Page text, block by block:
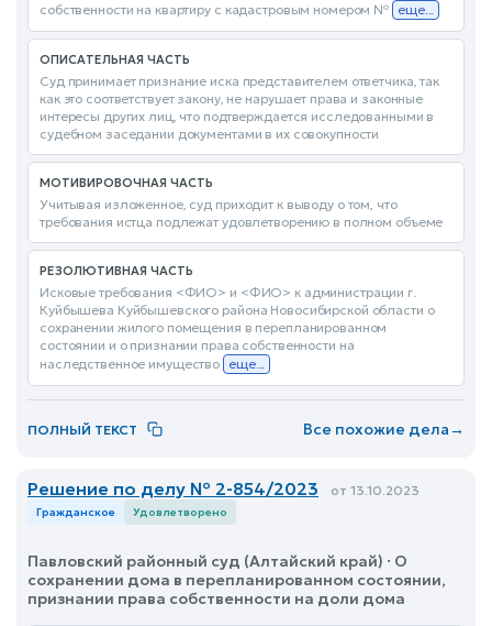
собственности на квартиру с кадастровым номером № еще...
ОПИСАТЕЛЬНАЯ ЧАСТЬ
Суд принимает признание иска представителем ответчика, так
как это соответствует закону, не нарушает права и законные
интересы других лиц, что подтверждается исследованными в
судебном заседании документами в их совокупности
МОТИВИРОВОЧНАЯ ЧАСТЬ
Учитывая изложенное, суд приходит к выводу о том, что
требования истца подлежат удовлетворению в полном объеме
РЕЗОЛЮТИВНАЯ ЧАСТЬ
Исковые требования <ФИО> и <ФИО> к администрации г.
Куйбышева Куйбышевского района Новосибирской области о
сохранении жилого помещения в перепланированном
состоянии и о признании права собственности на
наследственное имущество еще...
ПОЛНЫЙ ТЕКСТ Все похожие дела→
Решение по делу № 2-854/2023 от 13.10.2023
Гражданское Удовлетворено
Павловский районный суд (Алтайский край) · О
сохранении дома в перепланированном состоянии,
признании права собственности на доли дома